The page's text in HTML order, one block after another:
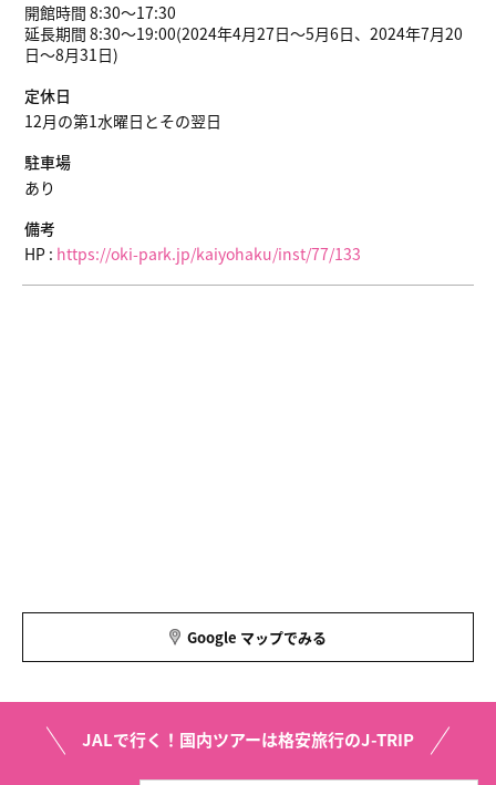
開館時間 8:30～17:30
延長期間 8:30～19:00(2024年4月27日～5月6日、2024年7月20
日～8月31日)
定休日
12月の第1水曜日とその翌日
駐車場
あり
備考
HP : https://oki-park.jp/kaiyohaku/inst/77/133
Google マップでみる
JALで行く！国内ツアーは格安旅行のJ-TRIP